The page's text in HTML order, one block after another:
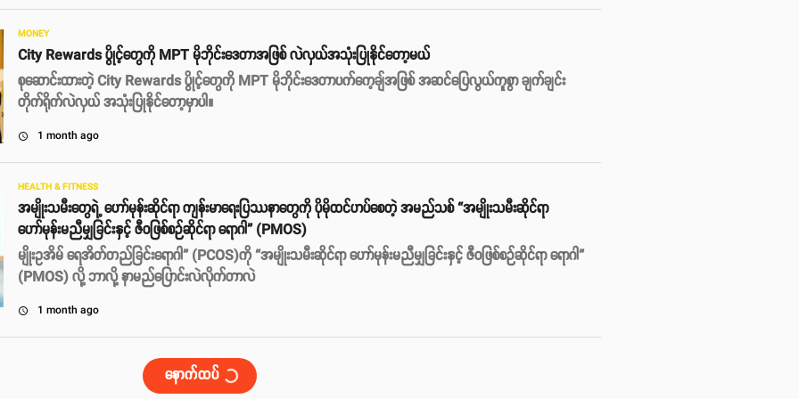
MONEY
City Rewards ပွိုင့်တွေကို MPT မိုဘိုင်းဒေတာအဖြစ် လဲလှယ်အသုံးပြုနိုင်တော့မယ်
စုဆောင်းထားတဲ့ City Rewards ပွိုင့်တွေကို MPT မိုဘိုင်းဒေတာပက်ကေ့ချ်အဖြစ် အဆင်ပြေလွယ်ကူစွာ ချက်ချင်း
တိုက်ရိုက်လဲလှယ် အသုံးပြုနိုင်တော့မှာပါ။
access_time 1 month ago
HEALTH & FITNESS
အမျိုးသမီးတွေရဲ့ ဟော်မုန်းဆိုင်ရာ ကျန်းမာရေးပြဿနာတွေကို ပိုမိုထင်ဟပ်စေတဲ့ အမည်သစ် “အမျိုးသမီးဆိုင်ရာ
ဟော်မုန်းမညီမျှခြင်းနှင့် ဇီဝဖြစ်စဉ်ဆိုင်ရာ ရောဂါ” (PMOS)
မျိုးဥအိမ် ရေအိတ်တည်ခြင်းရောဂါ” (PCOS)ကို “အမျိုးသမီးဆိုင်ရာ ဟော်မုန်းမညီမျှခြင်းနှင့် ဇီဝဖြစ်စဉ်ဆိုင်ရာ ရောဂါ”
(PMOS) လို့ ဘာလို့ နာမည်​ပြောင်းလဲလိုက်တာလဲ
access_time 1 month ago
နောက်ထပ်